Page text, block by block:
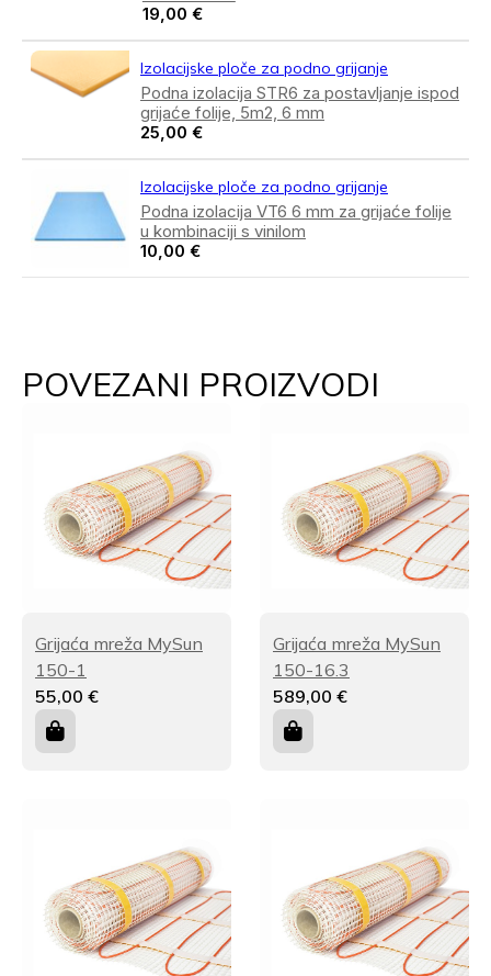
19,00 €
Izolacijske ploče za podno grijanje
Podna izolacija STR6 za postavljanje ispod
grijaće folije, 5m2, 6 mm
25,00 €
Izolacijske ploče za podno grijanje
Podna izolacija VT6 6 mm za grijaće folije
u kombinaciji s vinilom
10,00 €
POVEZANI PROIZVODI
Grijaća mreža MySun
150-1
55,00 €
Grijaća mreža MySun
150-16.3
589,00 €